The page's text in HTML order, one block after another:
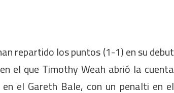
repartido los puntos (1-1) en su debut
el que Timothy Weah abrió la cuenta
el Gareth Bale, con un penalti en el